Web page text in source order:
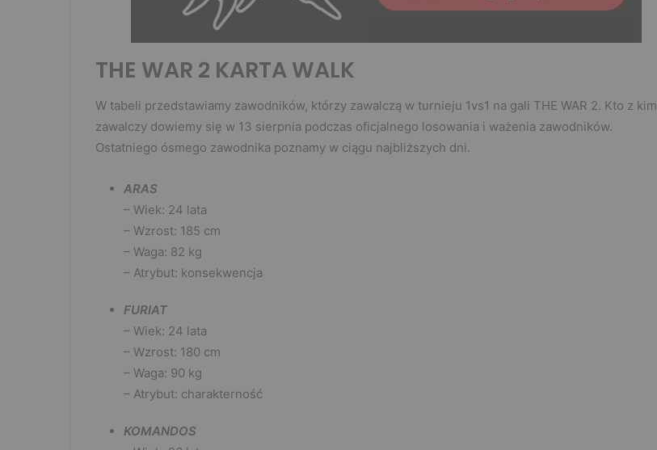
THE WAR 2 KARTA WALK
W tabeli przedstawiamy zawodników, którzy zawalczą w turnieju 1vs1 na gali THE WAR 2. Kto z kim
zawalczy dowiemy się w 13 sierpnia podczas oficjalnego losowania i ważenia zawodników.
Ostatniego ósmego zawodnika poznamy w ciągu najbliższych dni.
ARAS
– Wiek: 24 lata
– Wzrost: 185 cm
– Waga: 82 kg
– Atrybut: konsekwencja
FURIAT
– Wiek: 24 lata
– Wzrost: 180 cm
– Waga: 90 kg
– Atrybut: charakterność
KOMANDOS